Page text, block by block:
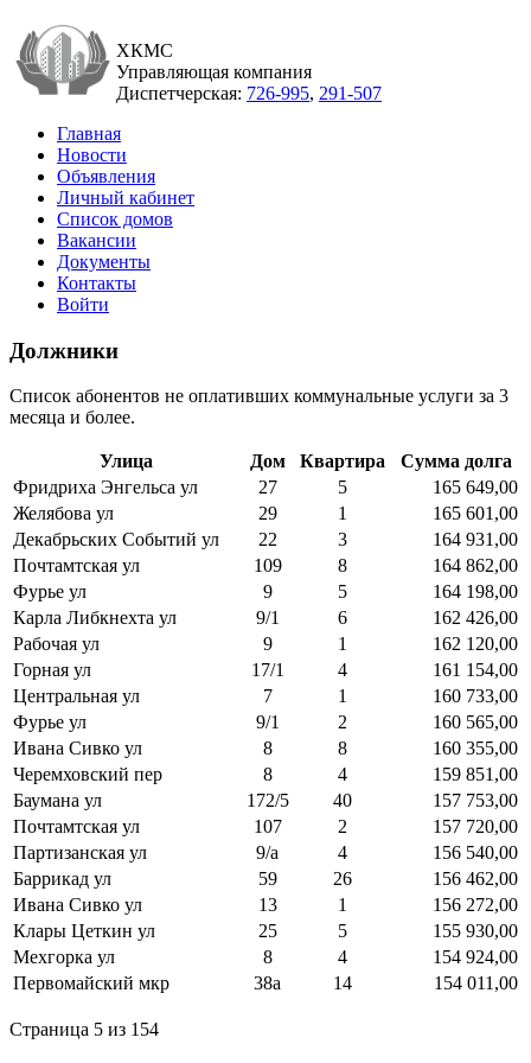
ХКМС
Управляющая компания
Диспетчерская: 726-995, 291-507
Главная
Новости
Объявления
Личный кабинет
Список домов
Вакансии
Документы
Контакты
Войти
Должники
Список абонентов не оплативших коммунальные услуги за 3
месяца и более.
Улица Дом Квартира
Сумма долга
Фридриха Энгельса ул
27 5
165 649,00
Желябова ул
29 1
165 601,00
Декабрьских Событий ул
22 3
164 931,00
Почтамтская ул
109 8
164 862,00
Фурье ул
9 5
164 198,00
Карла Либкнехта ул
9/1 6
162 426,00
Рабочая ул
9 1
162 120,00
Горная ул
17/1 4
161 154,00
Центральная ул
7 1
160 733,00
Фурье ул
9/1 2
160 565,00
Ивана Сивко ул
8 8
160 355,00
Черемховский пер
8 4
159 851,00
Баумана ул
172/5 40
157 753,00
Почтамтская ул
107 2
157 720,00
Партизанская ул
9/а 4
156 540,00
Баррикад ул
59 26
156 462,00
Ивана Сивко ул
13 1
156 272,00
Клары Цеткин ул
25 5
155 930,00
Мехгорка ул
8 4
154 924,00
Первомайский мкр
38а 14 154 011,00
Страница 5 из 154